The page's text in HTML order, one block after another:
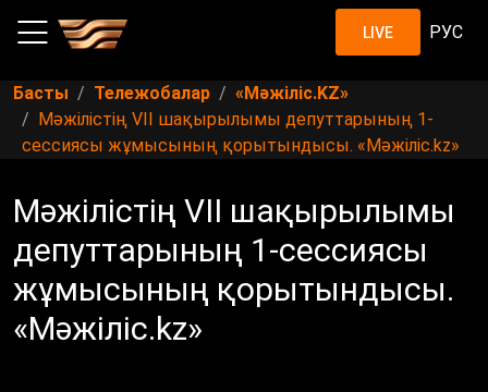
LIVE РУС
Басты Тележобалар
«Мәжіліс.KZ»
Мәжілістің VII шақырылымы депуттарының 1-
сессиясы жұмысының қорытындысы. «Мәжіліс.kz»
Мәжілістің VII шақырылымы
депуттарының 1-сессиясы
жұмысының қорытындысы.
«Мәжіліс.kz»